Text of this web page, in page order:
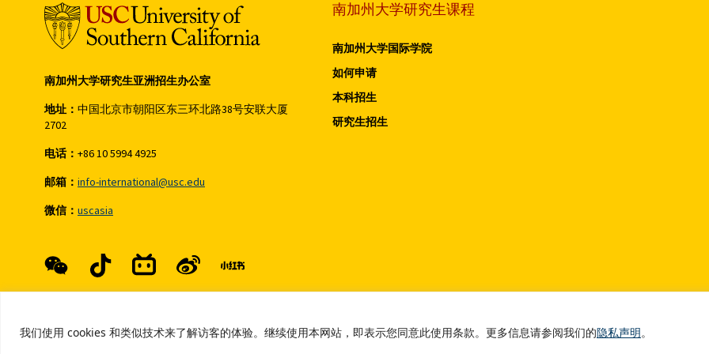
我们使用 cookies 和类似技术来了解访客的体验。继续使用本网站，即表示您同意此使用条款。更多信息请参阅我们的隐私声明。
南加州大学研究生亚洲招生办公室
地址： 中国北京市朝阳区东三环北路38号安联大厦
2702
电话： +86 10 5994 4925
邮箱： info-international@usc.edu
微信： uscasia
Developed byMarket Me China
南加州大学研究生课程
南加州大学国际学院
如何申请
本科招生
研究生招生
版权所有 © 2026 南加州大学